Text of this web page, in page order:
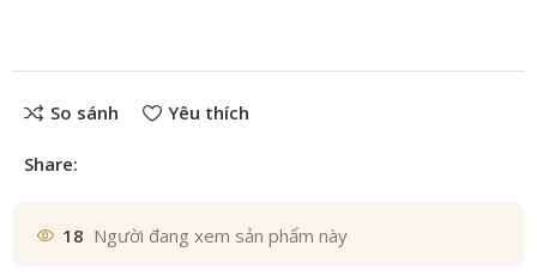
So sánh Yêu thích
Share:
18 Người đang xem sản phẩm này